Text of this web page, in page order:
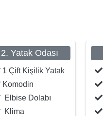
2. Yatak Odası
1 Çift Kişilik Yatak
Komodin
Elbise Dolabı
Klima